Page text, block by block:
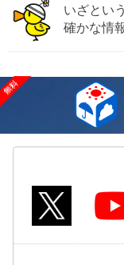
いざとい
確かな情